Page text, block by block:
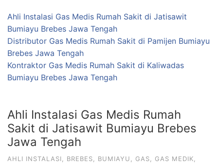
Ahli Instalasi Gas Medis Rumah Sakit di Jatisawit
Bumiayu Brebes Jawa Tengah
Distributor Gas Medis Rumah Sakit di Pamijen Bumiayu
Brebes Jawa Tengah
Kontraktor Gas Medis Rumah Sakit di Kaliwadas
Bumiayu Brebes Jawa Tengah
Ahli Instalasi Gas Medis Rumah
Sakit di Jatisawit Bumiayu Brebes
Jawa Tengah
AHLI INSTALASI BREBES BUMIAYU GAS GAS MEDIK